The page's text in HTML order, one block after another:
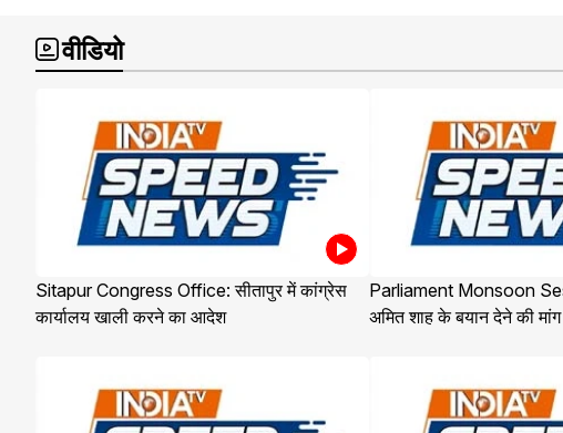
वीडियो
Sitapur Congress Office: सीतापुर में कांग्रेस
कार्यालय खाली करने का आदेश
Parliament Monsoon
अमित शाह के बयान देने की मांग